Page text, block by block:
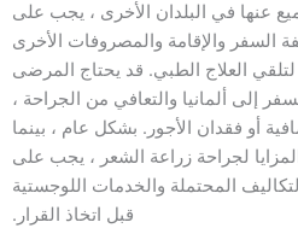
عنها في البلدان الأخرى ، يجب على
السفر والإقامة والمصروفات الأخرى
لتلقي العلاج الطبي. قد يحتاج المرضى
إلى ألمانيا والتعافي من الجراحة ،
أو فقدان الأجور. بشكل عام ، بينما
لجراحة زراعة الشعر ، يجب على
المحتملة والخدمات اللوجستية
قبل اتخاذ القرار.